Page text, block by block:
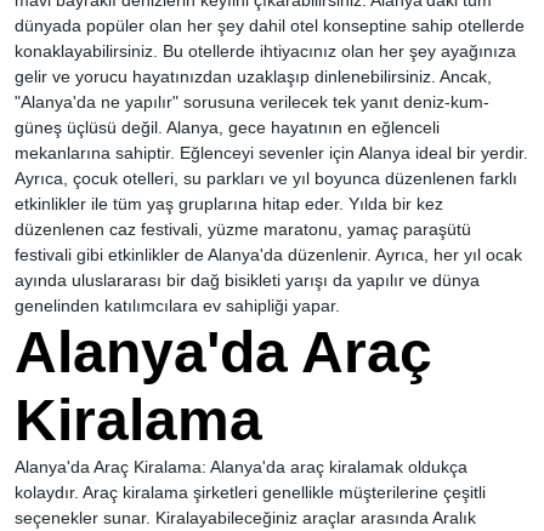
dünyada popüler olan her şey dahil otel konseptine sahip otellerde
konaklayabilirsiniz. Bu otellerde ihtiyacınız olan her şey ayağınıza
gelir ve yorucu hayatınızdan uzaklaşıp dinlenebilirsiniz. Ancak,
"Alanya'da ne yapılır" sorusuna verilecek tek yanıt deniz-kum-
güneş üçlüsü değil. Alanya, gece hayatının en eğlenceli
mekanlarına sahiptir. Eğlenceyi sevenler için Alanya ideal bir yerdir.
Ayrıca, çocuk otelleri, su parkları ve yıl boyunca düzenlenen farklı
etkinlikler ile tüm yaş gruplarına hitap eder. Yılda bir kez
düzenlenen caz festivali, yüzme maratonu, yamaç paraşütü
festivali gibi etkinlikler de Alanya'da düzenlenir. Ayrıca, her yıl ocak
ayında uluslararası bir dağ bisikleti yarışı da yapılır ve dünya
genelinden katılımcılara ev sahipliği yapar.
Alanya'da Araç
Kiralama
Alanya'da Araç Kiralama: Alanya'da araç kiralamak oldukça
kolaydır. Araç kiralama şirketleri genellikle müşterilerine çeşitli
seçenekler sunar. Kiralayabileceğiniz araçlar arasında Aralık